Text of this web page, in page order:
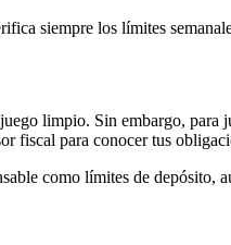
siempre los límites
limpio. Sin embargo, para
fiscal para conocer tus
como límites de depósito,